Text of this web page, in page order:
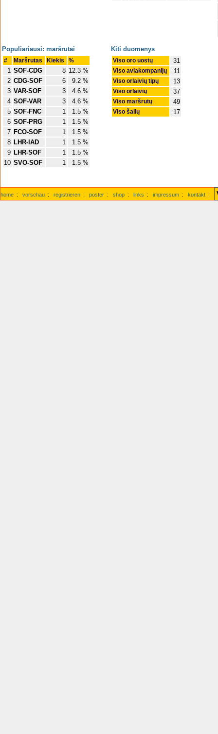
Populiariausi: maršrutai
# Maršrutas Kiekis %
1 SOF-CDG 8 12.3 %
2 CDG-SOF 6
9.2 %
3 VAR-SOF 3
4.6 %
4 SOF-VAR 3
4.6 %
5 SOF-FNC 1
1.5 %
6 SOF-PRG 1
1.5 %
7 FCO-SOF 1
1.5 %
8 LHR-IAD 1
1.5 %
9 LHR-SOF 1
1.5 %
10 SVO-SOF 1 1.5 %
Kiti duomenys
Viso oro uostų 31
Viso aviakompanijų 11
Viso orlaivių tipų 13
Viso orlaivių 37
Viso maršrutų 49
Viso šalių 17
home : vorschau : registrieren : poster : shop : links : impressum : kontakt :